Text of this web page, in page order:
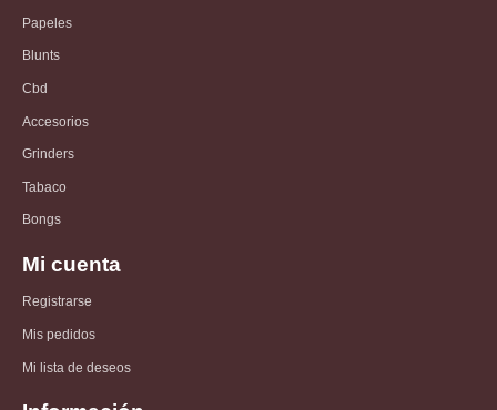
Papeles
Blunts
Cbd
Accesorios
Grinders
Tabaco
Bongs
Mi cuenta
Registrarse
Mis pedidos
Mi lista de deseos